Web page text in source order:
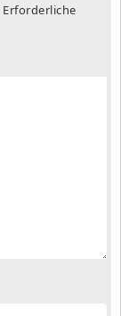
Erforderliche